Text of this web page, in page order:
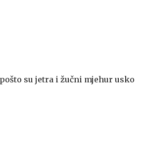
su jetra i žučni mjehur usko